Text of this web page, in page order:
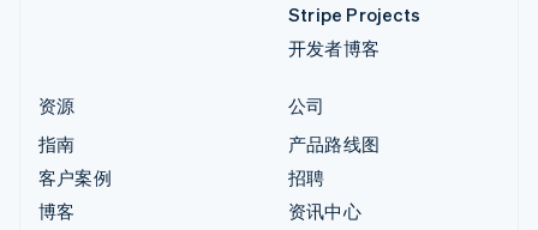
Stripe Projects
开发者博客
资源
指南
客户案例
博客
公司
产品路线图
招聘
资讯中心